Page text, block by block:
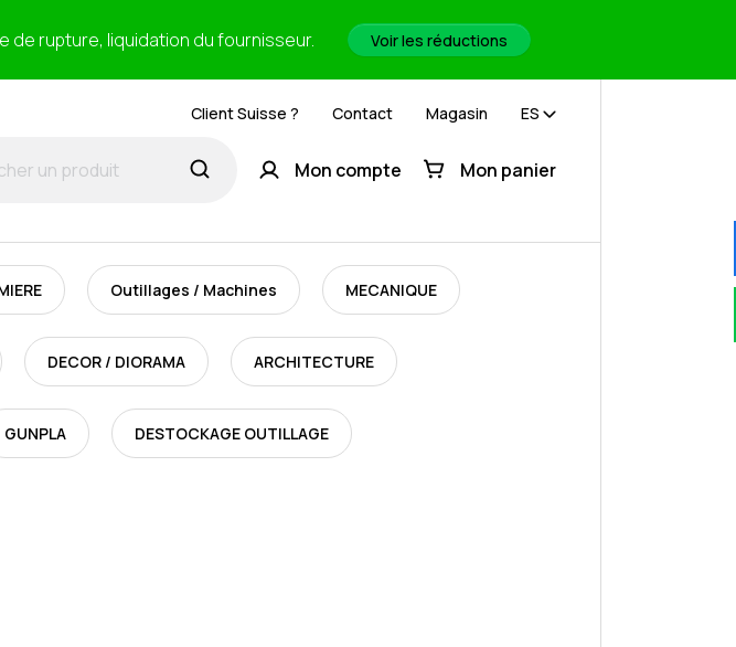
de rupture, liquidation du fournisseur. Voir les réductions
Client Suisse ? Contact Magasin ES
Mon compte Mon panier
Outillages / Machines MECANIQUE
DECOR / DIORAMA ARCHITECTURE
GUNPLA DESTOCKAGE OUTILLAGE